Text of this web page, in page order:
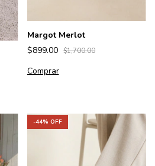
Margot Merlot
$899.00 $1,700.00
Comprar
-44% OFF